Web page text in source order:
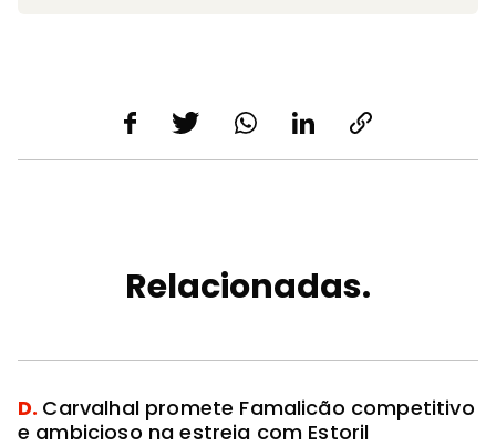
Relacionadas.
D. Carvalhal promete Famalicão competitivo
e ambicioso na estreia com Estoril